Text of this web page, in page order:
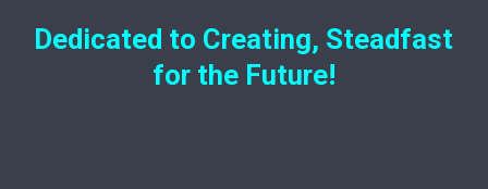
Dedicated to Creating, Steadfast
for the Future!